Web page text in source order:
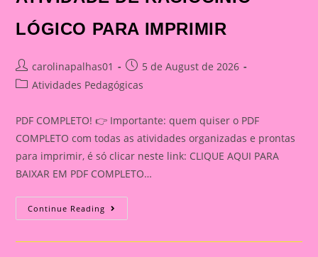
LÓGICO PARA IMPRIMIR
Post
author:
carolinapalhas01
Post
published:
5 de August de 2026
PostAtividades Pedagógicas
PDF COMPLETO! 👉 Importante: quem quiser o PDF
COMPLETO com todas as atividades organizadas e prontas
para imprimir, é só clicar neste link: CLIQUE AQUI PARA
BAIXAR EM PDF COMPLETO…
Continue Reading JOGO
DE
CHAPEUZINHO